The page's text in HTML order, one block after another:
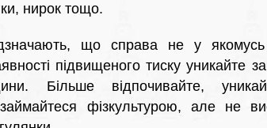
нирок тощо.
що справа не у
підвищеного тиску уникайте
Більше відпочивайте,
фізкультурою, але не